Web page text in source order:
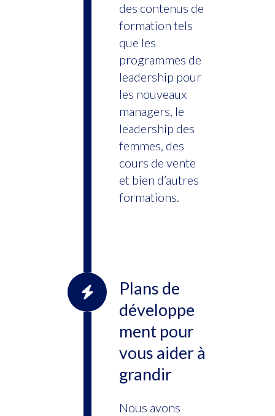
des contenus de
formation tels
que les
programmes de
leadership pour
les nouveaux
managers, le
leadership des
femmes, des
cours de vente
et bien d’autres
formations.
Plans de
développe
ment pour
vous aider à
grandir
Nous avons